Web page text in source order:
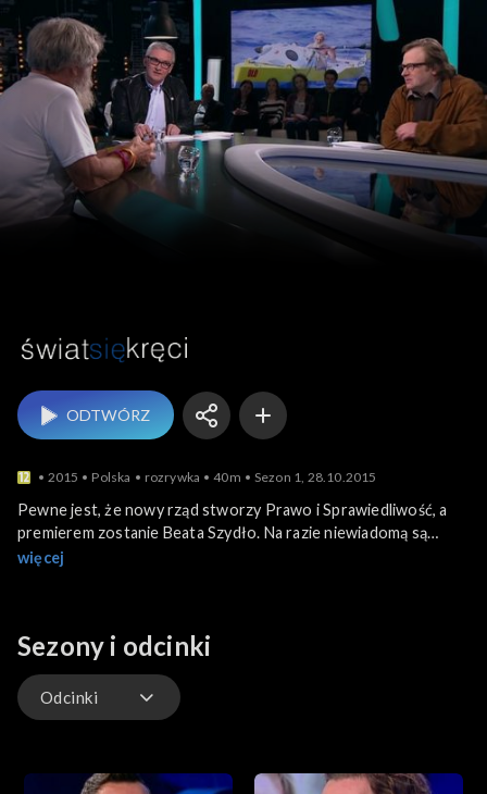
Świat się kręci
ODTWÓRZ
2015 Polska rozrywka 40m Sezon 1, 28.10.2015
Pewne jest, że nowy rząd stworzy Prawo i Sprawiedliwość, a
premierem zostanie Beata Szydło. Na razie niewiadomą są
nazwiska osób, które obejmą ministerialne teki. Podróżnik
Christophem Waltzem. Gościem dnia jest Olaf Lubaszenko, a na
muzycznej scenie gości Marika.
więcej
Sezony i odcinki
Odcinki